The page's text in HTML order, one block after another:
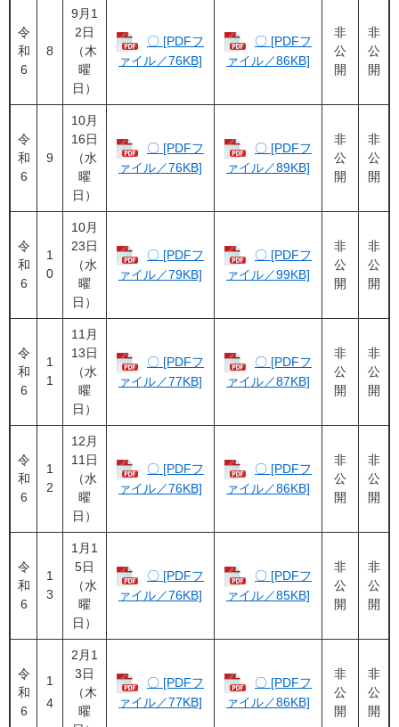
令
和
6
8
9月1
2日
（木
曜
日）
〇 [PDFフ
ァイル／76KB]
〇 [PDFフ
ァイル／86KB]
非
公
開
非
公
開
令
和
6
9
10月
16日
（水
曜
日）
〇 [PDFフ
ァイル／76KB]
〇 [PDFフ
ァイル／89KB]
非
公
開
非
公
開
令
和
6
1
0
10月
23日
（水
曜
日）
〇 [PDFフ
ァイル／79KB]
〇 [PDFフ
ァイル／99KB]
非
公
開
非
公
開
令
和
6
1
1
11月
13日
（水
曜
日）
〇 [PDFフ
ァイル／77KB]
〇 [PDFフ
ァイル／87KB]
非
公
開
非
公
開
令
和
6
1
2
12月
11日
（水
曜
日）
〇 [PDFフ
ァイル／76KB]
〇 [PDFフ
ァイル／86KB]
非
公
開
非
公
開
令
和
6
1
3
1月1
5日
（水
曜
日）
〇 [PDFフ
ァイル／76KB]
〇 [PDFフ
ァイル／85KB]
非
公
開
非
公
開
令
和
6
1
4
2月1
3日
（木
曜
〇 [PDFフ
ァイル／77KB]
〇 [PDFフ
ァイル／86KB]
非
公
開
非
公
開